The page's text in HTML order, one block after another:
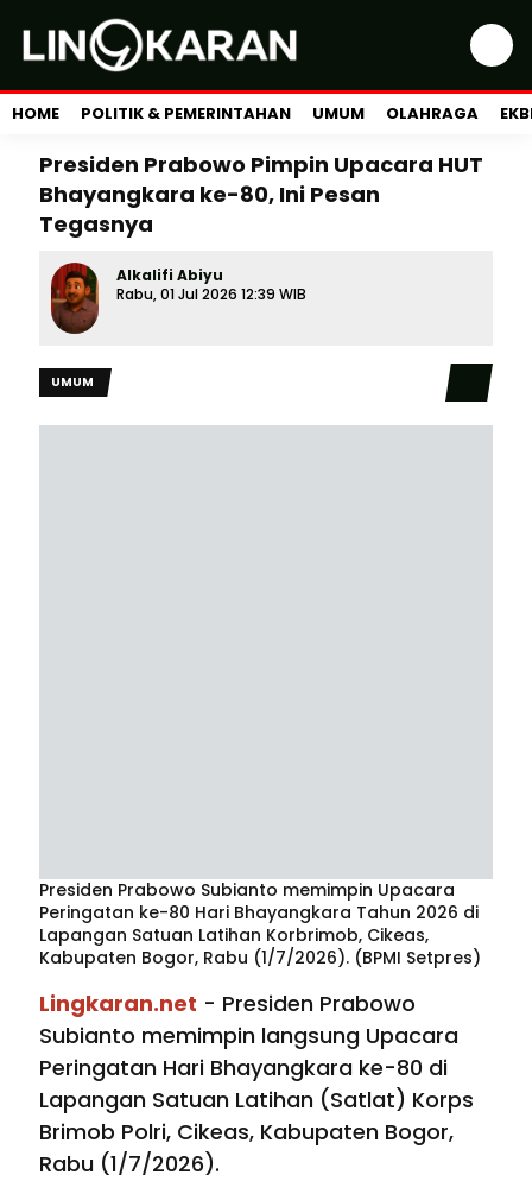
HOME POLITIK & PEMERINTAHAN UMUM OLAHRAGA
Presiden Prabowo Pimpin Upacara HUT
Bhayangkara ke-80, Ini Pesan
Tegasnya
Alkalifi Abiyu
Rabu, 01 Jul 2026 12:39 WIB
UMUM
Presiden Prabowo Subianto memimpin Upacara
Peringatan ke-80 Hari Bhayangkara Tahun 2026 di
Lapangan Satuan Latihan Korbrimob, Cikeas,
Kabupaten Bogor, Rabu (1/7/2026). (BPMI Setpres)
Lingkaran.net - Presiden Prabowo
Subianto memimpin langsung Upacara
Peringatan Hari Bhayangkara ke-80 di
Lapangan Satuan Latihan (Satlat) Korps
Brimob Polri, Cikeas, Kabupaten Bogor,
Rabu (1/7/2026).